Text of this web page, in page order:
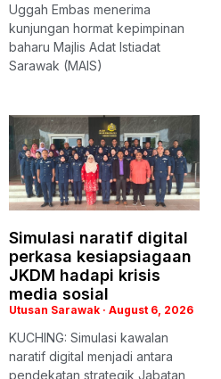
Uggah Embas menerima
kunjungan hormat kepimpinan
baharu Majlis Adat Istiadat
Sarawak (MAIS)
Simulasi naratif digital
perkasa kesiapsiagaan
JKDM hadapi krisis
media sosial
Utusan Sarawak August 6, 2026
KUCHING: Simulasi kawalan
naratif digital menjadi antara
pendekatan strategik Jabatan